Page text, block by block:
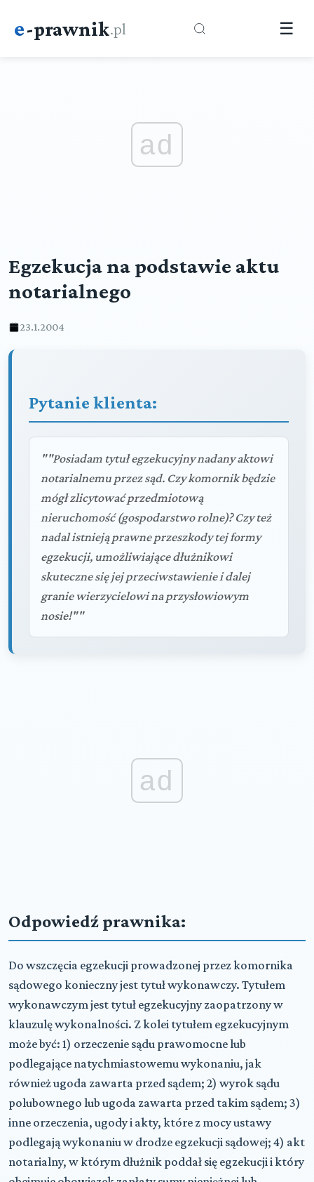
e-prawnik.pl ☰
ad
Egzekucja na podstawie aktu
notarialnego
23.1.2004
Pytanie klienta:
""Posiadam tytuł egzekucyjny nadany aktowi
notarialnemu przez sąd. Czy komornik będzie
mógł zlicytować przedmiotową
nieruchomość (gospodarstwo rolne)? Czy też
nadal istnieją prawne przeszkody tej formy
egzekucji, umożliwiające dłużnikowi
skuteczne się jej przeciwstawienie i dalej
granie wierzycielowi na przysłowiowym
nosie!""
ad
Odpowiedź prawnika:
Do wszczęcia egzekucji prowadzonej przez komornika
sądowego konieczny jest tytuł wykonawczy. Tytułem
wykonawczym jest tytuł egzekucyjny zaopatrzony w
klauzulę wykonalności. Z kolei tytułem egzekucyjnym
może być: 1) orzeczenie sądu prawomocne lub
podlegające natychmiastowemu wykonaniu, jak
również ugoda zawarta przed sądem; 2) wyrok sądu
polubownego lub ugoda zawarta przed takim sądem; 3)
inne orzeczenia, ugody i akty, które z mocy ustawy
podlegają wykonaniu w drodze egzekucji sądowej; 4) akt
notarialny, w którym dłużnik poddał się egzekucji i który